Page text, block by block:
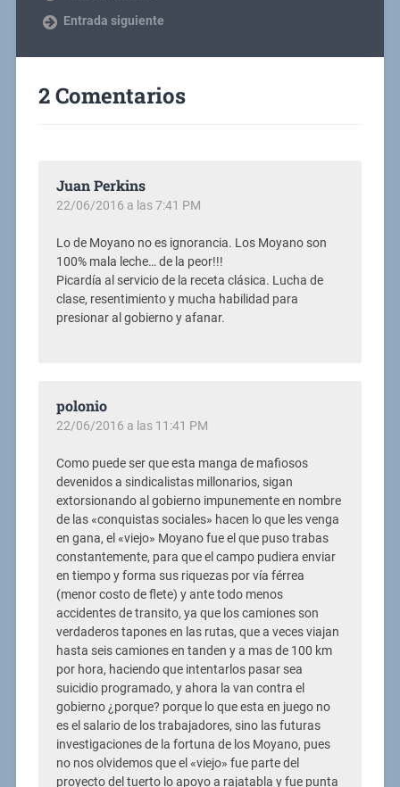
Entrada siguiente
2 Comentarios
Juan Perkins
22/06/2016 a las 7:41 PM
Lo de Moyano no es ignorancia. Los Moyano son
100% mala leche… de la peor!!!
Picardía al servicio de la receta clásica. Lucha de
clase, resentimiento y mucha habilidad para
presionar al gobierno y afanar.
polonio
22/06/2016 a las 11:41 PM
Como puede ser que esta manga de mafiosos
devenidos a sindicalistas millonarios, sigan
extorsionando al gobierno impunemente en nombre
de las «conquistas sociales» hacen lo que les venga
en gana, el «viejo» Moyano fue el que puso trabas
constantemente, para que el campo pudiera enviar
en tiempo y forma sus riquezas por vía férrea
(menor costo de flete) y ante todo menos
accidentes de transito, ya que los camiones son
verdaderos tapones en las rutas, que a veces viajan
hasta seis camiones en tanden y a mas de 100 km
por hora, haciendo que intentarlos pasar sea
suicidio programado, y ahora la van contra el
gobierno ¿porque? porque lo que esta en juego no
es el salario de los trabajadores, sino las futuras
investigaciones de la fortuna de los Moyano, pues
no nos olvidemos que el «viejo» fue parte del
proyecto del tuerto lo apoyo a rajatabla y fue punta